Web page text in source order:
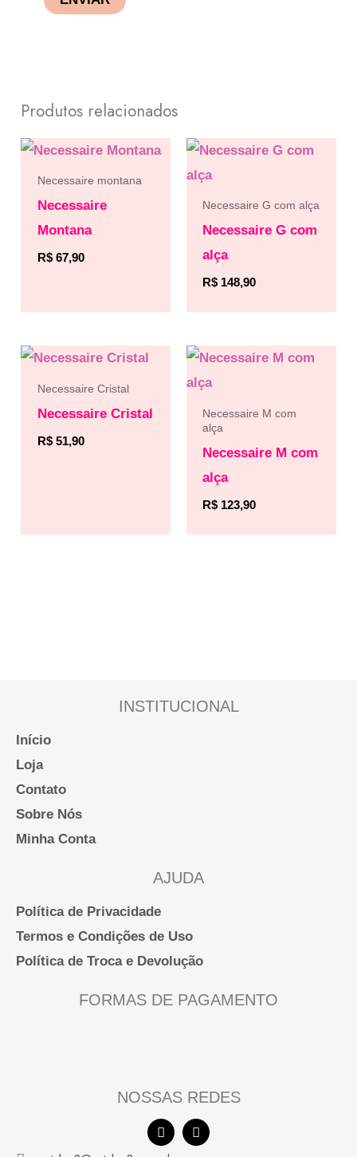
Produtos relacionados
Necessaire montana
Necessaire
Montana
R$67,90
Necessaire G com alça
Necessaire G com
alça
R$ 148,90
Necessaire Cristal
Necessaire Cristal
R$51,90
Necessaire M com
alça
Necessaire M com
alça
R$ 123,90
INSTITUCIONAL
Início
Loja
Contato
Sobre Nós
Minha Conta
AJUDA
Política de Privacidade
Termos e Condições de Uso
Política de Troca e Devolução
FORMAS DE PAGAMENTO
NOSSAS REDES
F
a
I
n